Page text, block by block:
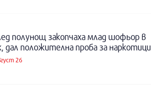
полунощ закопчаха млад шофьор в
дал положителна проба за наркотици
26